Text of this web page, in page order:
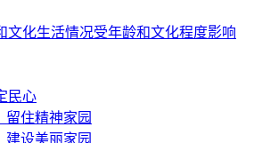
文化生活情况受年龄和文化程度影响
民心
留住精神家园
建设美丽家园